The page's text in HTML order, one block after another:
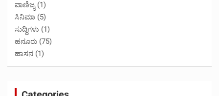
ವಾಣಿಜ್ಯ(1)
ಸಿನಿಮಾ (5)
ಸುದ್ದಿಗಳು (1)
ಹನೂರು (75)
ಹಾಸನ (1)